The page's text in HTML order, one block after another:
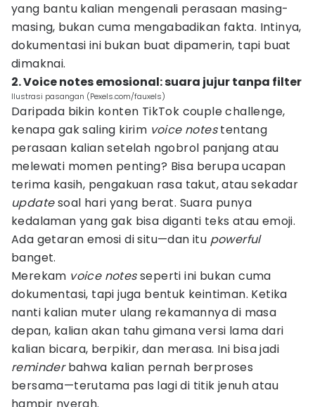
yang bantu kalian mengenali perasaan masing-
masing, bukan cuma mengabadikan fakta. Intinya,
dokumentasi ini bukan buat dipamerin, tapi buat
dimaknai.
2. Voice notes emosional: suara jujur tanpa filter
Ilustrasi pasangan (Pexels.com/fauxels)
Daripada bikin konten TikTok couple challenge,
kenapa gak saling kirim voice notestentang
perasaan kalian setelah ngobrol panjang atau
melewati momen penting? Bisa berupa ucapan
terima kasih, pengakuan rasa takut, atau sekadar
updatesoal hari yang berat. Suara punya
kedalaman yang gak bisa diganti teks atau emoji.
Ada getaran emosi di situ—dan itu powerful
banget.
Merekam voice notesseperti ini bukan cuma
dokumentasi, tapi juga bentuk keintiman. Ketika
nanti kalian muter ulang rekamannya di masa
depan, kalian akan tahu gimana versi lama dari
kalian bicara, berpikir, dan merasa. Ini bisa jadi
reminderbahwa kalian pernah berproses
bersama—terutama pas lagi di titik jenuh atau